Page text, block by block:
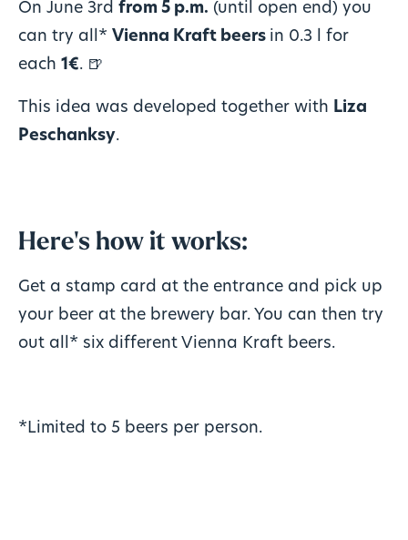
On June 3rd from 5 p.m. (until open end) you
can try all* Vienna Kraft beers in 0.3 l for
each 1€. 🍺
This idea was developed together with Liza
Peschanksy.
Here's how it works:
Get a stamp card at the entrance and pick up
your beer at the brewery bar. You can then try
out all* six different Vienna Kraft beers.
*Limited to 5 beers per person.